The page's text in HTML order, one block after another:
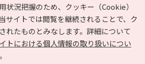
状況把握のため、クッキー（Cookie）
サイトでは閲覧を継続されることで、ク
れたものとみなします。詳細について
トにおける個人情報の取り扱いについ
タ）とは？ お気に入り
ヘルプ
情報の取り扱いについて
運営会社
広告掲載に関するお問い合わせ